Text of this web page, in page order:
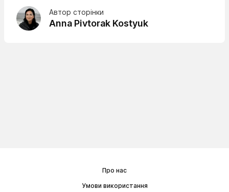
Автор сторінки
Anna Pivtorak Kostyuk
Про нас
Умови використання